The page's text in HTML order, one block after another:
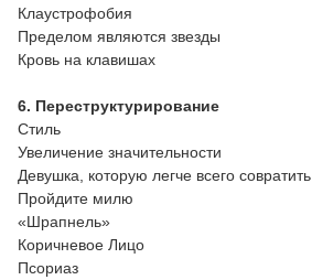
Клаустрофобия
Пределом являются звезды
Кровь на клавишах
6. Переструктурирование
Стиль
Увеличение значительности
Девушка, которую легче всего совратить
Пройдите милю
«Шрапнель»
Коричневое Лицо
Псориаз